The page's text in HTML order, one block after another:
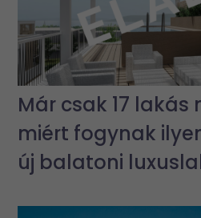
Már csak 17
miért fogynak
új balatoni